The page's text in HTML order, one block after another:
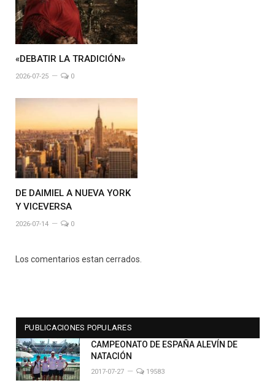
«DEBATIR LA TRADICIÓN»
2026-07-25 0
DE DAIMIEL A NUEVA YORK
Y VICEVERSA
2026-07-14 0
Los comentarios estan cerrados.
PUBLICACIONES POPULARES
CAMPEONATO DE ESPAÑA ALEVÍN DE
NATACIÓN
2017-07-27 19583